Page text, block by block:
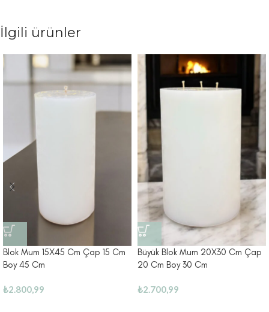
İlgili ürünler
Blok Mum 15X45 Cm Çap 15 Cm
Boy 45 Cm
₺2.800,99
Büyük Blok Mum 20X30 Cm Çap
20 Cm Boy 30 Cm
₺2.700,99